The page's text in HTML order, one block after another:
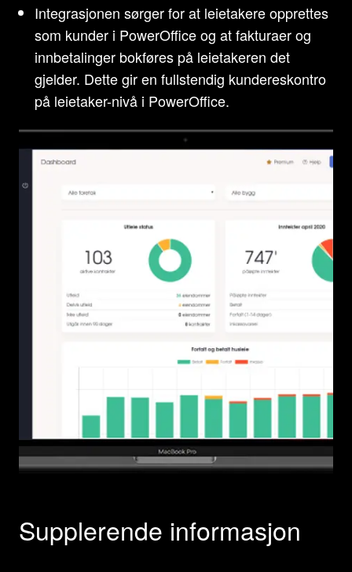
Integrasjonen sørger for at leietakere opprettes
som kunder i PowerOffice og at fakturaer og
innbetalinger bokføres på leietakeren det
gjelder. Dette gir en fullstendig kundereskontro
på leietaker-nivå i PowerOffice.
Supplerende informasjon